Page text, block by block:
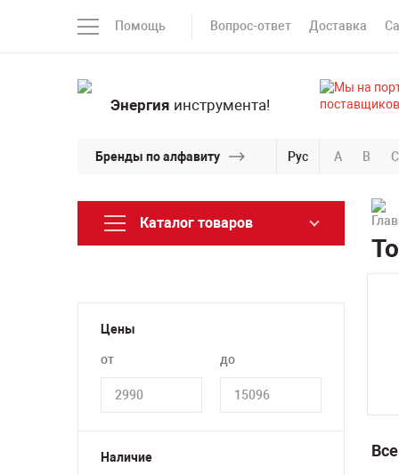
Помощь Вопрос-ответ Доставка
Энергия инструмента!
Бренды по алфавиту Рус A B C
Каталог товаров
Цены
от до
Наличие